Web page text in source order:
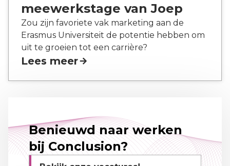
meewerkstage van Joep
Zou zijn favoriete vak marketing aan de
Erasmus Universiteit de potentie hebben om
uit te groeien tot een carrière?
Lees meer
Benieuwd naar werken
bij Conclusion?